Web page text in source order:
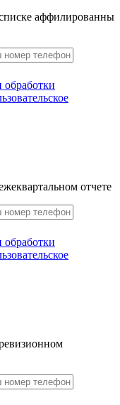
аффилированны
обработки
отчете
обработки